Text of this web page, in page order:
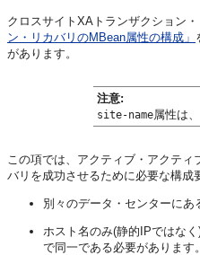
クロスサイトXAトランザクション
ン・リカバリのMBean属性の構成」
があります。
注意:
site-name属性は、
この項では、アクティブ・アクテ
バリを成功させるために必要な構成
別々のデータ・センターに
ホスト名のみ(静的IPではな
で同一である必要がありま